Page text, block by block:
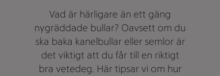
Vad är härligare än ett gäng
nygräddade bullar? Oavsett om du
ska baka kanelbullar eller semlor är
det viktigt att du får till en riktigt
bra vetedeg. Här tipsar vi om hur